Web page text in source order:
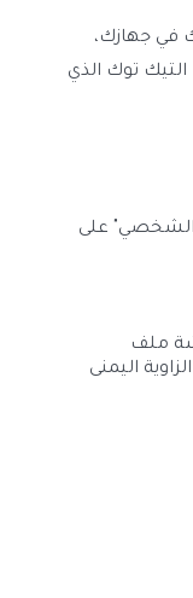
في جهازك،
توك الذي
الشخصي" على
ملف
اليمنى